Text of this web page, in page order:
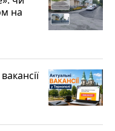
на